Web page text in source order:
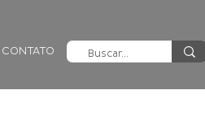
CONTATO